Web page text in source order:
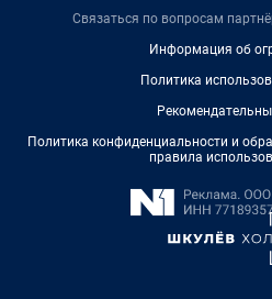
Связаться по вопросам
Информация об
Политика
Политика конфиденциальности и
правила